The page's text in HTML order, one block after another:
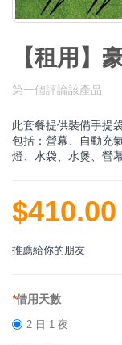
【租用】
第一個評論該產品
此套餐提供裝備手提
包括：營幕、自動充
燈、水袋、水煲、營
$410.00
推薦給你的朋友
*借用天數
2 日 1 夜